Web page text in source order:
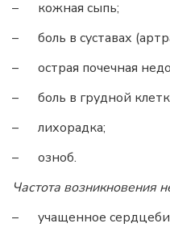
– кожная сыпь;
– боль в суставах
– острая почечная
– боль в грудной
– лихорадка;
– озноб.
Частота возникновения
– учащенное